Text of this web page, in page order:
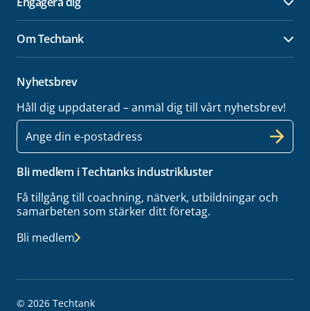
Om Techtank
Nyhetsbrev
Håll dig uppdaterad – anmäl dig till vårt nyhetsbrev!
E-
post
Bli medlem i Techtanks industrikluster
Få tillgång till coachning, nätverk, utbildningar och
samarbeten som stärker ditt företag.
Bli medlem
© 2026 Techtank